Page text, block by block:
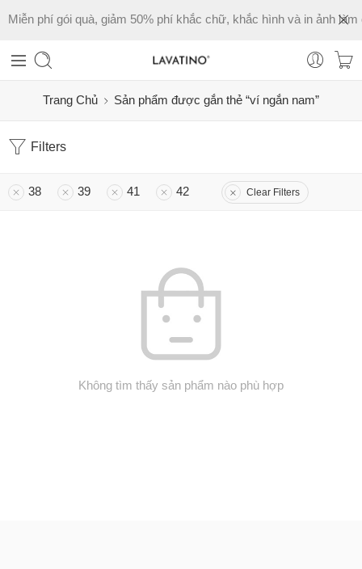
Miễn phí gói quà, giảm 50% phí khắc chữ, khắc hình và in ảnh làm
Trang Chủ Sản phẩm được gắn thẻ “ví ngắn nam”
Filters
38 39 41 42 Clear Filters
Không tìm thấy sản phẩm nào phù hợp